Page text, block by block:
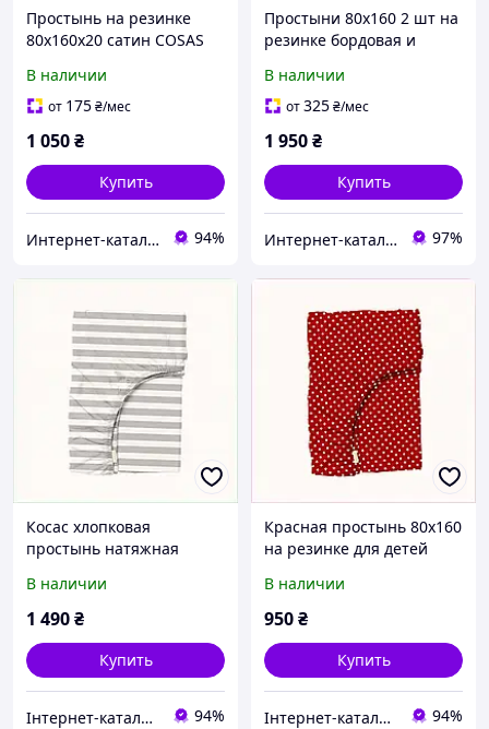
Простынь на резинке
80х160х20 сатин COSAS
В наличии
от 175₴/мес
1 050₴
Купить
Интернет-каталог скидок "Профит плюс" 94%
Простыни 80х160 2 шт на
резинке бордовая и
T85X58X575
В наличии
от325₴/мес
1 950₴
Купить
Интернет-кат​алог с​ки​​д​​​ок "ElenaShop" 97%
Косас хлопковая
простынь натяжная
M856662PP6
В наличии
1 490₴
Купить
Інтернет-каталог знижок "MODNO" 94%
Красная простынь 80х160
на резинке для детей
В наличии
950₴
Купить
Інтернет-каталог знижок "MODNO" 94%